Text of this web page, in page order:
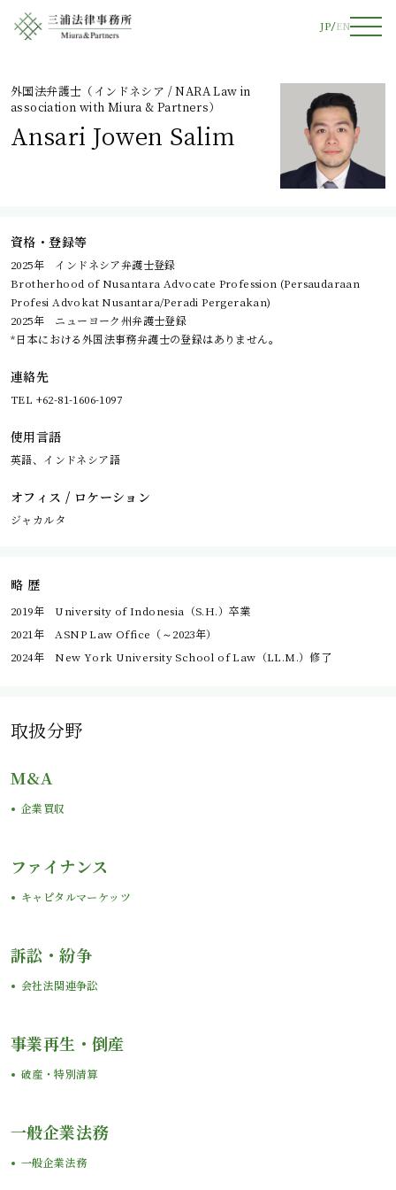
JP EN
外国法弁護士（インドネシア / NARA Law in
association with Miura & Partners）
Ansari Jowen Salim
資格・登録等
2025年 インドネシア弁護士登録
Brotherhood of Nusantara Advocate Profession (Persaudaraan
Profesi Advokat Nusantara/Peradi Pergerakan)
2025年 ニューヨーク州弁護士登録
*日本における外国法事務弁護士の登録はありません。
連絡先
TEL +62-81-1606-1097
使用言語
英語、インドネシア語
オフィス / ロケーション
ジャカルタ
略 歴
2019年 University of Indonesia（S.H.）卒業
2021年 ASNP Law Office（～2023年）
2024年 New York University School of Law（LL.M.）修了
取扱分野
M&A
企業買収
ファイナンス
キャピタルマーケッツ
訴訟・紛争
会社法関連争訟
事業再生・倒産
破産・特別清算
一般企業法務
一般企業法務